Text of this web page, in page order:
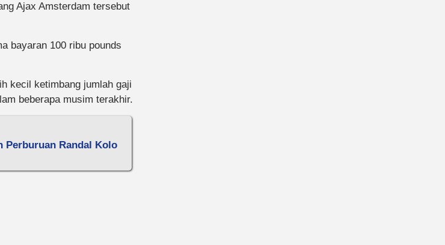
Ajax Amsterdam tersebut
bayaran 100 ribu pounds
kecil ketimbang jumlah gaji
beberapa musim terakhir.
Perburuan Randal Kolo